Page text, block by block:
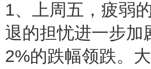
1、上周五，疲弱
退的担忧进一步加
2%的跌幅领跌。